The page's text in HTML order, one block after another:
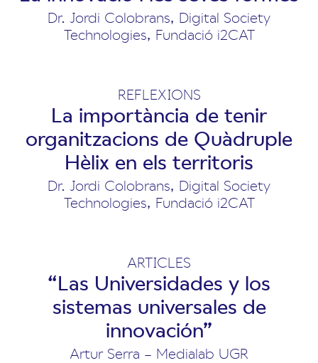
Dr. Jordi Colobrans, Digital Society
Technologies, Fundació i2CAT
REFLEXIONS
La importància de tenir
organitzacions de Quàdruple
Hèlix en els territoris
Dr. Jordi Colobrans, Digital Society
Technologies, Fundació i2CAT
ARTICLES
“Las Universidades y los
sistemas universales de
innovación”
Artur Serra – Medialab UGR